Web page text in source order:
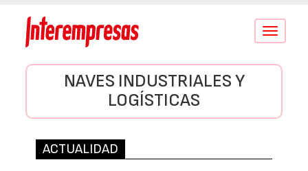
Conmutar
NAVES INDUSTRIALES Y
LOGÍSTICAS
ACTUALIDAD